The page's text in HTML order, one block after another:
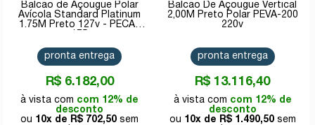
Balcão de Açougue Polar
Avícola Standard Platinum
1.75M Preto 127v - PECAV
R$ 6.182,00
com 12% de
desconto
10x de
R$ 702,50
pronta entrega
Balcão De Açougue Vertical
2,00M Preto Polar PEVA-200
220v
R$ 13.116,40
com 12% de
desconto
10x de
R$ 1.490,50
pronta entrega